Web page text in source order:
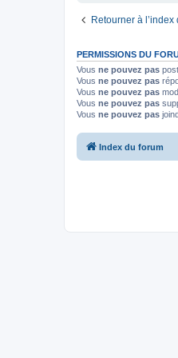
Retourner à l’index
PERMISSIONS DU
Vous ne pouvez pas
Vous ne pouvez pas
Vous ne pouvez pas
Vous ne pouvez pas
Vous ne pouvez pas
Index du forum